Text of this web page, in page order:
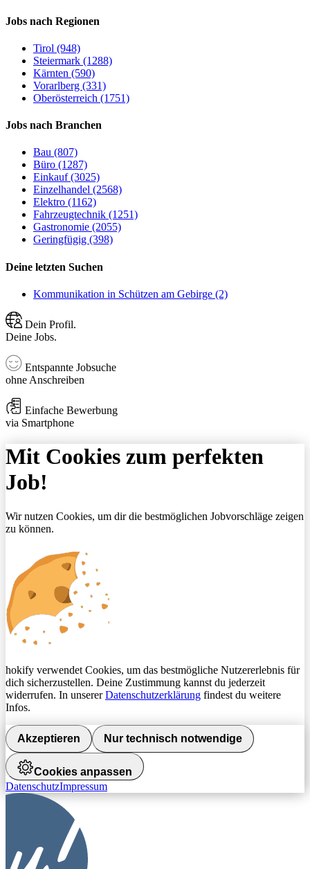
Jobs nach Regionen
Tirol (948)
Steiermark (1288)
Kärnten (590)
Vorarlberg (331)
Oberösterreich (1751)
Jobs nach Branchen
Bau (807)
Büro (1287)
Einkauf (3025)
Einzelhandel (2568)
Elektro (1162)
Fahrzeugtechnik (1251)
Gastronomie (2055)
Geringfügig (398)
Deine letzten Suchen
Kommunikation in Schützen am Gebirge (2)
Dein Profil.
Deine Jobs.
Entspannte Jobsuche
ohne Anschreiben
Einfache Bewerbung
via Smartphone
Mit Cookies zum perfekten
Job!
Wir nutzen Cookies, um dir die bestmöglichen Jobvorschläge zeigen
zu können.
hokify verwendet Cookies, um das bestmögliche Nutzererlebnis für
dich sicherzustellen. Deine Zustimmung kannst du jederzeit
widerrufen. In unsererDatenschutzerklärung findest du weitere
Infos.
Akzeptieren Nur technisch notwendige
Cookies anpassen
DatenschutzImpressum